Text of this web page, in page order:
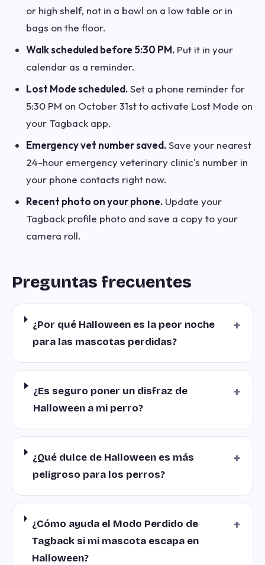
or high shelf, not in a bowl on a low table or in
bags on the floor.
Walk scheduled before 5:30 PM. Put it in your
calendar as a reminder.
Lost Mode scheduled.Set a phone reminder for
5:30 PM on October 31st to activate Lost Mode on
your Tagback app.
Emergency vet number saved.Save your nearest
24-hour emergency veterinary clinic's number in
your phone contacts right now.
Recent photo on your phone. Update your
Tagback profile photo and save a copy to your
camera roll.
Preguntas frecuentes
¿Por qué Halloween es la peor noche
para las mascotas perdidas?
+
¿Es seguro poner un disfraz de
Halloween a mi perro?
+
¿Qué dulce de Halloween es más
peligroso para los perros?
+
¿Cómo ayuda el Modo Perdido de
Tagback si mi mascota escapa en
Halloween?
+